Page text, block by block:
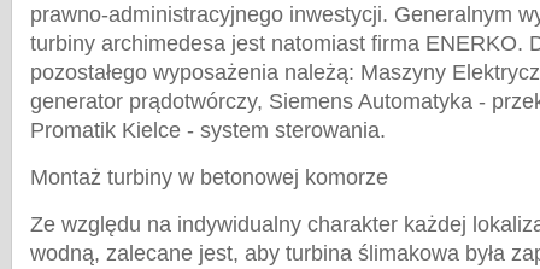
prawno-administracyjnego inwestycji. Generalnym
turbiny archimedesa jest natomiast firma ENERKO.
pozostałego wyposażenia należą: Maszyny
generator prądotwórczy, Siemens Automatyka -
Promatik Kielce - system sterowania.
Montaż turbiny w betonowej komorze
Ze względu na indywidualny charakter każdej
wodną, zalecane jest, aby turbina ślimakowa była